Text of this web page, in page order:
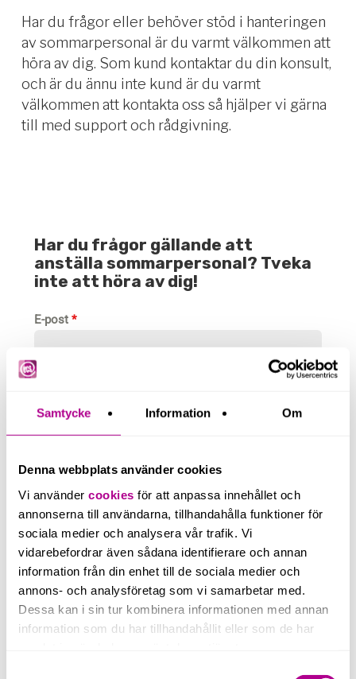
Samtycke Information Om
Denna webbplats använder cookies
Vi använder cookies för att anpassa innehållet och
annonserna till användarna, tillhandahålla funktioner för
sociala medier och analysera vår trafik. Vi
vidarebefordrar även sådana identifierare och annan
information från din enhet till de sociala medier och
annons- och analysföretag som vi samarbetar med.
Dessa kan i sin tur kombinera informationen med annan
information som du har tillhandahållit eller som de har
Har du frågor eller behöver stöd i hanteringen
av sommarpersonal är du varmt välkommen att
höra av dig. Som kund kontaktar du din konsult,
och är du ännu inte kund är du varmt
välkommen att kontakta oss så hjälper vi gärna
till med support och rådgivning.
Har du frågor gällande att
anställa sommarpersonal? Tveka
inte att höra av dig!
E-post *
0 / 350
och behandlar dina uppgifter enligt vår